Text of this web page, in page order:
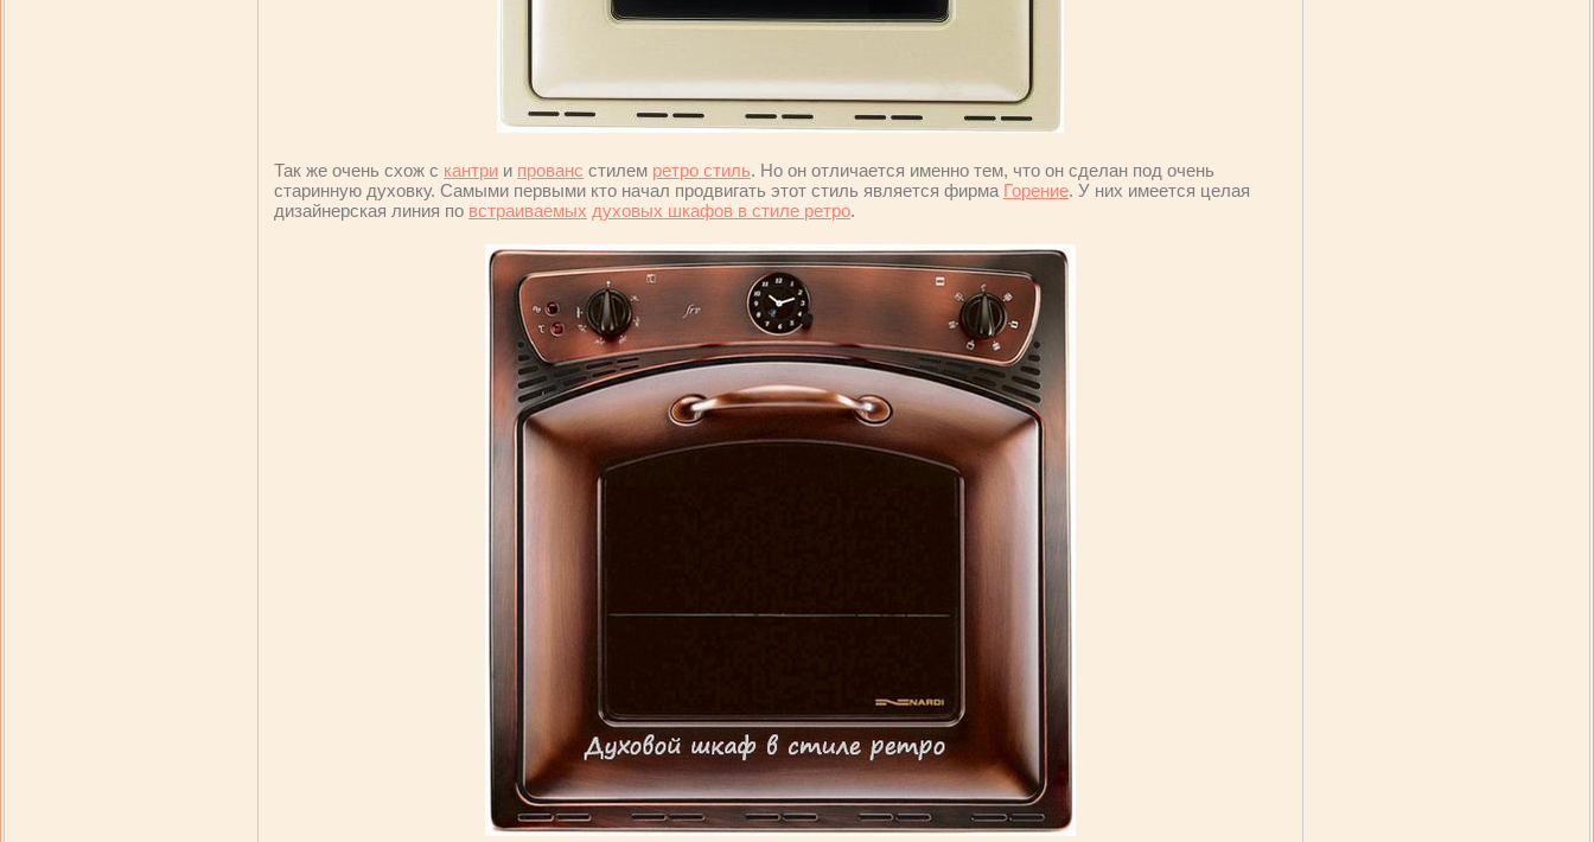
Так же очень схож с кантри и прованс стилем ретро стиль. Но он отличается именно тем, что он сделан под очень
старинную духовку. Самыми первыми кто начал продвигать этот стиль является фирма Горение. У них имеется целая
дизайнерская линия по встраиваемых духовых шкафов в стиле ретро.